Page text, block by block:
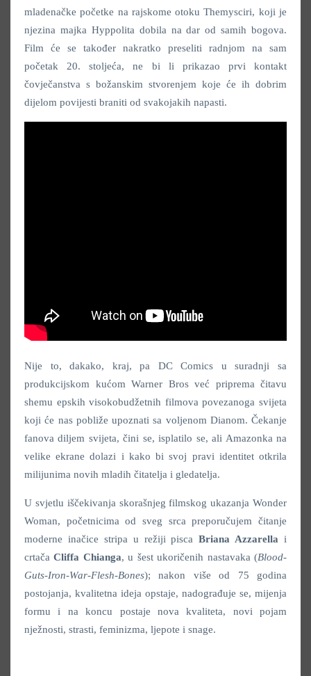
mladenačke početke na rajskome otoku Themysciri, koji je
njezina majka Hyppolita dobila na dar od samih bogova.
Film će se također nakratko preseliti radnjom na sam
početak 20. stoljeća, ne bi li prikazao prvi kontakt
čovječanstva s božanskim stvorenjem koje će ih dobrim
dijelom povijesti braniti od svakojakih napasti.
Nije to, dakako, kraj, pa DC Comics u suradnji sa
produkcijskom kućom Warner Bros već priprema čitavu
shemu epskih visokobudžetnih filmova povezanoga svijeta
koji će nas pobliže upoznati sa voljenom Dianom. Čekanje
fanova diljem svijeta, čini se, isplatilo se, ali Amazonka na
velike ekrane dolazi i kako bi svoj pravi identitet otkrila
milijunima novih mladih čitatelja i gledatelja.
U svjetlu iščekivanja skorašnjeg filmskog ukazanja Wonder
Woman, početnicima od sveg srca preporučujem čitanje
moderne inačice stripa u režiji piscaBriana Azzarella i
crtačaCliffa Chianga, u šest ukoričenih nastavaka (Blood-
Guts-Iron-War-Flesh-Bones); nakon više od 75 godina
postojanja, kvalitetna ideja opstaje, nadograđuje se, mijenja
formu i na koncu postaje nova kvaliteta, novi pojam
nježnosti, strasti, feminizma, ljepote i snage.